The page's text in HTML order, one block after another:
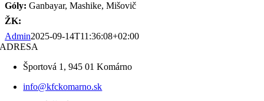
Góly: Ganbayar, Mashike, Mišovič
ŽK:
Admin2025-09-14T11:36:08+02:00
ADRESA
Športová 1, 945 01 Komárno
info@kfckomarno.sk